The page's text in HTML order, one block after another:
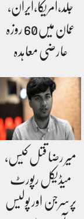
جلد،امریکا،ایران،
عمان میں60 روزہ
عارضی معاہدہ
میر رضا قتل کیس،
میڈیکل رپورٹ
پرسرجن اور پولیس